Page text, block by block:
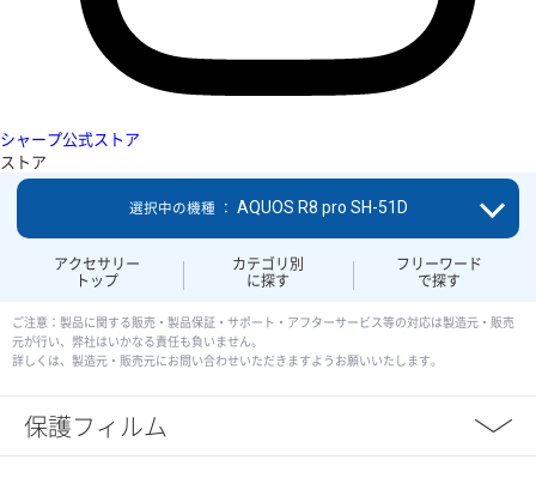
シャープ公式ストア
ストア
アクセサリー
トップ
カテゴリ別
に探す
フリーワード
で探す
選択中の機種 ： AQUOS R8 pro SH-51D
ご注意：製品に関する販売・製品保証・サポート・アフターサービス等の対応は製造元・販売
元が行い、弊社はいかなる責任も負いません。
詳しくは、製造元・販売元にお問い合わせいただきますようお願いいたします。
保護フィルム